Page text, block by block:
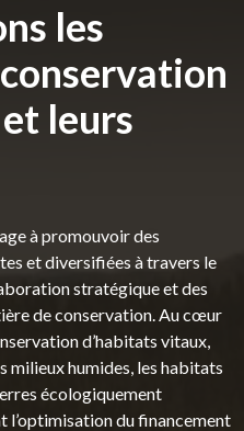
les
leurs
à promouvoir des
et diversifiées à travers le
stratégique et des
de conservation. Au cœur
d’habitats vitaux,
milieux humides, les habitats
écologiquement
l’optimisation du financement